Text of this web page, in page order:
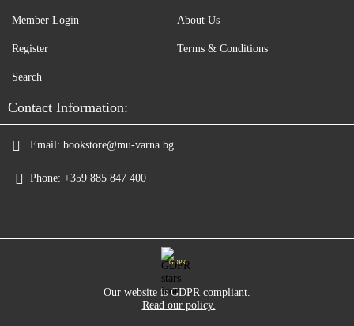
Member Login
Register
Search
About Us
Terms & Conditions
Contact Information:
Email: bookstore@mu-varna.bg
Phone: +359 885 847 400
GDPR
Our website is GDPR compliant.
Read our policy.